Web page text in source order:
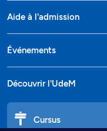
Aide à l'admission
Événements
Découvrir l'UdeM
Cursus